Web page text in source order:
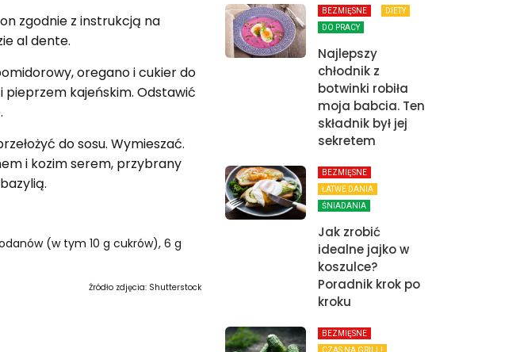
zgodnie z instrukcją na
al dente.
oregano i cukier do
pieprzem kajeńskim. Odstawić
do sosu. Wymieszać.
i kozim serem, przybrany
(w tym 10 g cukrów), 6 g
Źródło zdjęcia: Shutterstock
BEZMIĘSNE
DIETY
DO PRACY
Najlepszy
chłodnik z
botwinki robiła
moja babcia. Ten
składnik był jej
sekretem
BEZMIĘSNE
ŁATWE DANIA
ŚNIADANIA
Jak zrobić
idealne jajko w
koszulce?
Poradnik krok po
kroku
BEZMIĘSNE
CZAS NA GRILL!